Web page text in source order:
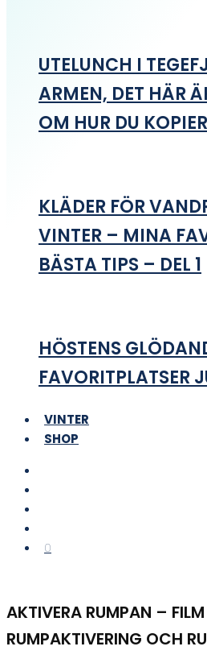
UTELUNCH I
ARMEN, DET HÄR
OM HUR DU
KLÄDER FÖR
VINTER – MINA
BÄSTA TIPS – DEL 1
HÖSTENS
FAVORITPLATSER
VINTER
SHOP
0
AKTIVERA RUMPAN –
RUMPAKTIVERING OCH